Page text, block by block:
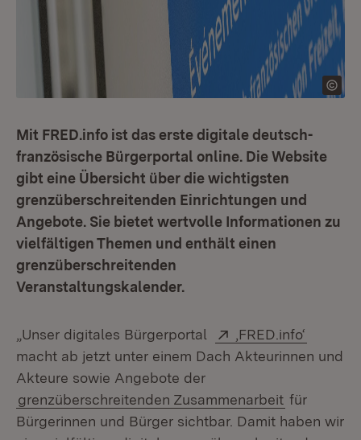
Mit FRED.info ist das erste digitale deutsch-
französische Bürgerportal online. Die Website
gibt eine Übersicht über die wichtigsten
grenzüberschreitenden Einrichtungen und
Angebote. Sie bietet wertvolle Informationen zu
vielfältigen Themen und enthält einen
grenzüberschreitenden
Veranstaltungskalender.
„Unser digitales Bürgerportal Extern:
,FRED.info‘
macht ab jetzt unter einem Dach Akteurinnen und
Akteure sowie Angebote der
grenzüberschreitenden Zusammenarbeit für
Bürgerinnen und Bürger sichtbar. Damit haben wir